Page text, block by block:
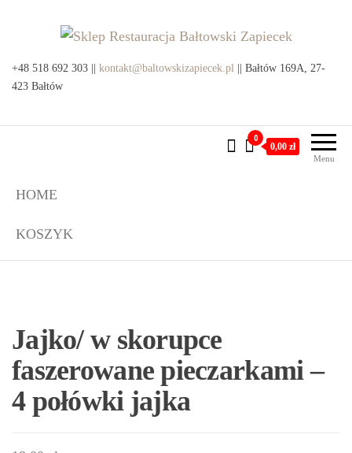
Sklep Restauracja Bałtowski
Produkty lokalne z Bałtowa i
+48 518 692 303 || kontakt@baltowskizapiecek.pl || Bałtów 169A, 27-
423 Bałtów
Menu
0
0,00 zł
HOME
KOSZYK
Jajko/ w skorupce
faszerowane pieczarkami –
4 połówki jajka